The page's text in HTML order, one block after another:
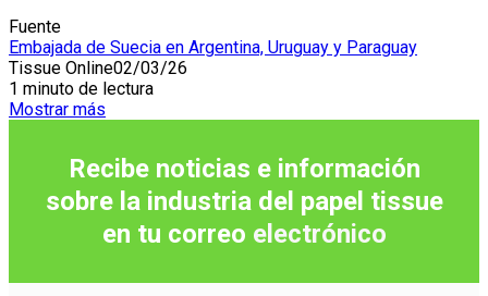
Fuente
Embajada de Suecia en Argentina, Uruguay y Paraguay
Tissue Online02/03/26
1 minuto de lectura
Mostrar más
Recibe noticias e información
sobre la industria del papel tissue
en tu correo electrónico